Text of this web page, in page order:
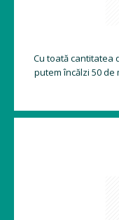
Cu toată cantitatea
putem încălzi 50